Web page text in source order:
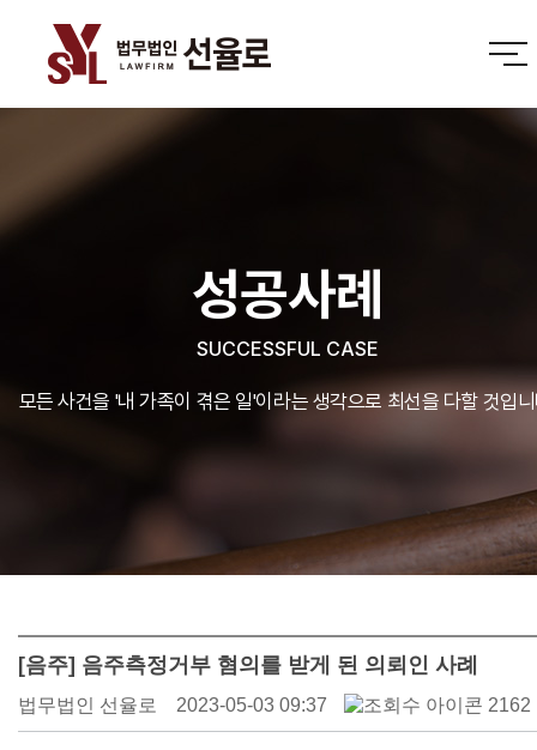
성공사례
SUCCESSFUL CASE
모든 사건을 '내 가족이 겪은 일'이라는 생각으로 최선을 다할 것입
[음주] 음주측정거부 혐의를 받게 된 의뢰인 사례
법무법인 선율로 2023-05-03 09:37 2162